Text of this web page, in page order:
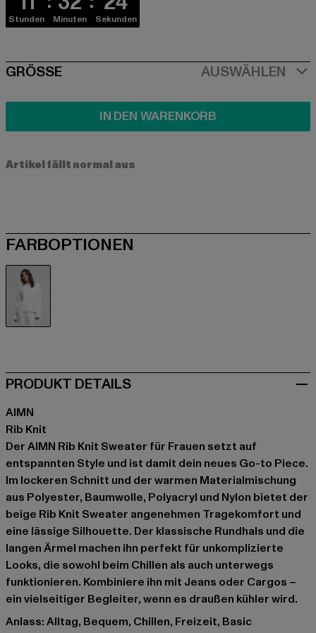
Stunden Minuten Sekunden
SIZE
GRÖSSE AUSWÄHLEN
IN DEN WARENKORB
Artikel fällt normal aus
FARBOPTIONEN
PRODUKT DETAILS
AIMN
Rib Knit
Der AIMN Rib Knit Sweater für Frauen setzt auf
entspannten Style und ist damit dein neues Go-to Piece.
Im lockeren Schnitt und der warmen Materialmischung
aus Polyester, Baumwolle, Polyacryl und Nylon bietet der
beige Rib Knit Sweater angenehmen Tragekomfort und
eine lässige Silhouette. Der klassische Rundhals und die
langen Ärmel machen ihn perfekt für unkomplizierte
Looks, die sowohl beim Chillen als auch unterwegs
funktionieren. Kombiniere ihn mit Jeans oder Cargos –
ein vielseitiger Begleiter, wenn es draußen kühler wird.
Anlass: Alltag, Bequem, Chillen, Freizeit, Basic